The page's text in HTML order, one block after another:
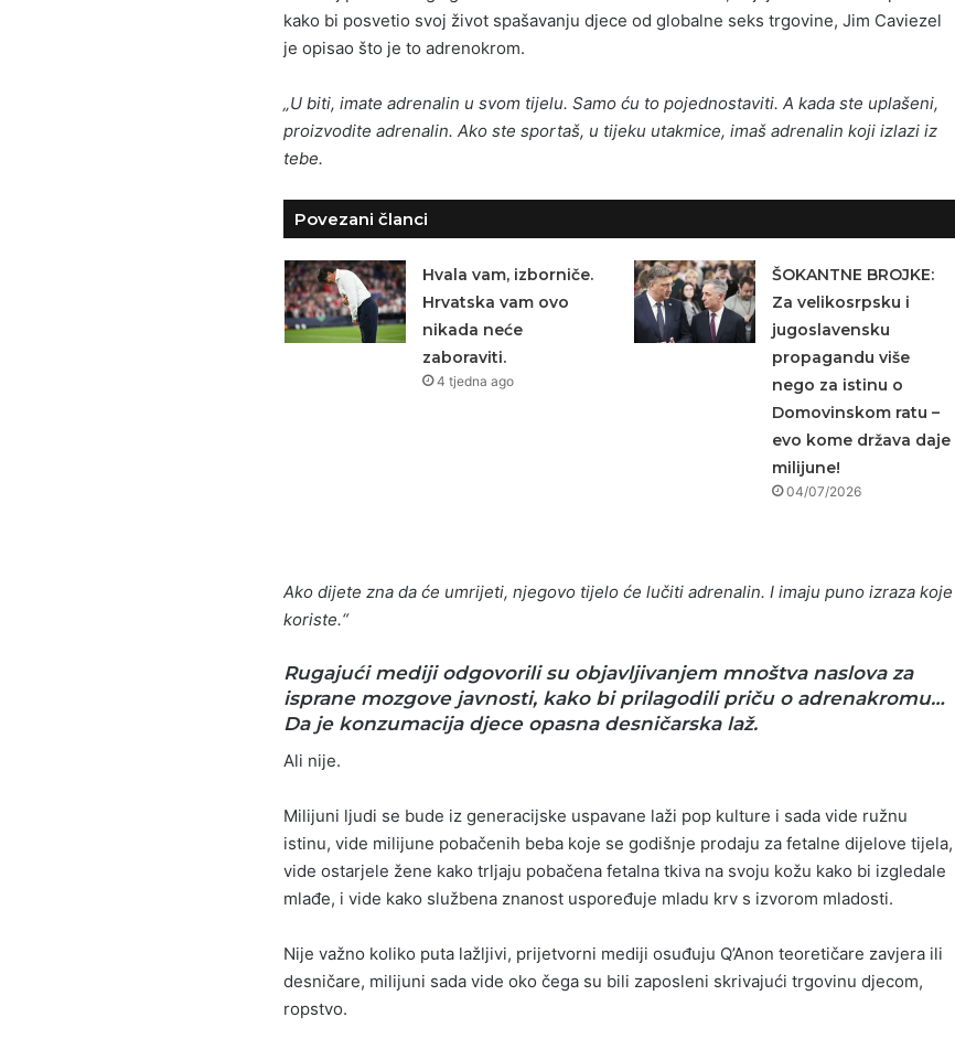
kako bi posvetio svoj život spašavanju djece od globalne seks trgovine, Jim Caviezel
je opisao što je to adrenokrom.
„U biti, imate adrenalin u svom tijelu. Samo ću to pojednostaviti. A kada ste uplašeni,
proizvodite adrenalin. Ako ste sportaš, u tijeku utakmice, imaš adrenalin koji izlazi iz
tebe.
Povezani članci
Hvala vam, izborniče.
Hrvatska vam ovo
nikada neće
zaboraviti.
4 tjedna ago
ŠOKANTNE BROJKE:
Za velikosrpsku i
jugoslavensku
propagandu više
nego za istinu o
Domovinskom ratu –
evo kome država daje
milijune!
04/07/2026
Ako dijete zna da će umrijeti, njegovo tijelo će lučiti adrenalin. I imaju puno izraza koje
koriste.“
Rugajući mediji odgovorili su objavljivanjem mnoštva naslova za
isprane mozgove javnosti, kako bi prilagodili priču o adrenakromu…
Da je konzumacija djece opasna desničarska laž.
Ali nije.
Milijuni ljudi se bude iz generacijske uspavane laži pop kulture i sada vide ružnu
istinu, vide milijune pobačenih beba koje se godišnje prodaju za fetalne dijelove tijela,
vide ostarjele žene kako trljaju pobačena fetalna tkiva na svoju kožu kako bi izgledale
mlađe, i vide kako službena znanost uspoređuje mladu krv s izvorom mladosti.
Nije važno koliko puta lažljivi, prijetvorni mediji osuđuju Q’Anon teoretičare zavjera ili
desničare, milijuni sada vide oko čega su bili zaposleni skrivajući trgovinu djecom,
ropstvo.